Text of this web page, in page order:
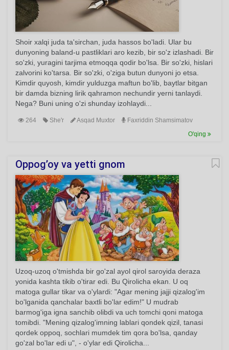
Shoir xalqi juda ta'sirchan, juda hassos bo'ladi. Ular bu
dunyoning baland-u pastliklari aro kezib, bir so'z izlashadi. Bir
so'zki, yuragini tarjima etmoqqa qodir bo'lsa. Bir so'zki, hislari
zalvorini ko'tarsa. Bir so'zki, o'ziga butun dunyoni jo etsa.
Kimdir quyosh, kimdir yulduzga maftun bo'lib, baytlar bitgan
bir damda bizning lirik qahramon nechundir yerni tanlaydi.
Nega? Buni uning o'zi shunday izohlaydi...
264 She'r Asqad Muxtor
Faxriddin Shamsimatov
O'qing
Oppog’oy va yetti gnom
Uzoq-uzoq o'tmishda bir go'zal ayol qirol saroyida deraza
yonida kashta tikib o'tirar edi. Bu Qirolicha ekan. U oq
matoga gullar tikar va o'ylardi: "Agar mening jajji qizalog'im
bo'lganida qanchalar baxtli bo'lar edim!" U mudrab
barmog'iga igna sanchib olibdi va uch tomchi qoni matoga
tomibdi. "Mening qizalog'imning lablari qondek qizil, tanasi
qordek oppoq, sochlari mumdek tim qora bo'lsa, qanday
go'zal bo'lar edi u", - o'ylar edi Qirolicha...